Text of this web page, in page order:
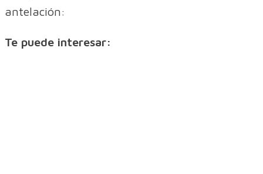
antelación:
Te puede interesar: